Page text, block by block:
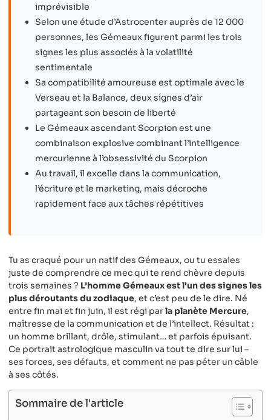
imprévisible
Selon une étude d’Astrocenter auprès de 12 000
personnes, les Gémeaux figurent parmi les trois
signes les plus associés à la volatilité
sentimentale
Sa compatibilité amoureuse est optimale avec le
Verseau et la Balance, deux signes d’air
partageant son besoin de liberté
Le Gémeaux ascendant Scorpion est une
combinaison explosive combinant l’intelligence
mercurienne à l’obsessivité du Scorpion
Au travail, il excelle dans la communication,
l’écriture et le marketing, mais décroche
rapidement face aux tâches répétitives
Tu as craqué pour un natif des Gémeaux, ou tu essaies
juste de comprendre ce mec qui te rend chèvre depuis
trois semaines ? L’homme Gémeaux est l’un des signes les
plus déroutants du zodiaque, et c’est peu de le dire. Né
entre fin mai et fin juin, il est régi parla planète Mercure,
maîtresse de la communication et de l’intellect. Résultat :
un homme brillant, drôle, stimulant… et parfois épuisant.
Ce portrait astrologique masculin va tout te dire sur lui –
ses forces, ses défauts, et comment ne pas péter un câble
à ses côtés.
Sommaire de l'article